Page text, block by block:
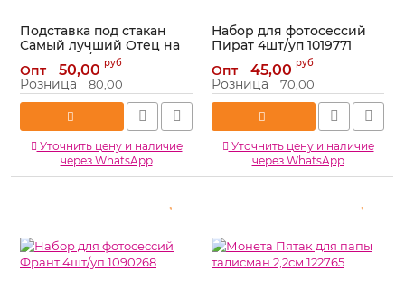
Подставка под стакан
Самый лучший Отец на
свете 2шт/уп 839662
Артикул: 839662
Опт 50,00 руб
Розница 80,00
Уточнить цену и наличие
через WhatsApp
Набор для фотосессий
Пират 4шт/уп 1019771
Артикул: 1019771
Опт 45,00 руб
Розница 70,00
Уточнить цену и наличие
через WhatsApp